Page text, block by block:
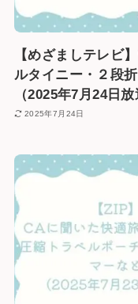
【めざましテレビ
ルタイニー・２段
（2025年7月24日放
2025年7月24日